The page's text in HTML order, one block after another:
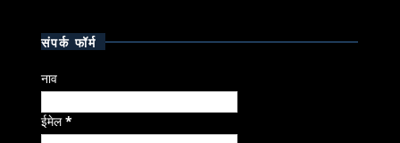
संपर्क फॉर्म
नाव
ईमेल*